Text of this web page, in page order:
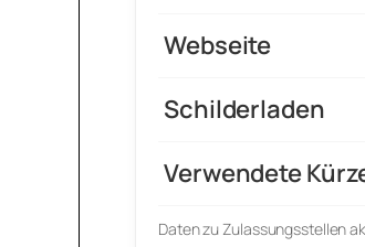
Webseite
Schilderladen
Verwendete
Daten zu Zulassungsstellen